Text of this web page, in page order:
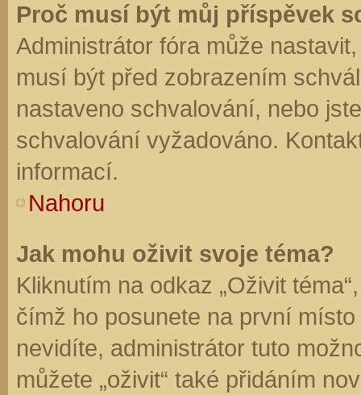
Proč musí být můj příspěvek
Administrátor fóra může
musí být před zobrazením
nastaveno schvalování, nebo
schvalování vyžadováno.
informací.
Nahoru
Jak mohu oživit svoje téma?
Kliknutím na odkaz „Oživit
čímž ho posunete na první
nevidíte, administrátor tuto
můžete „oživit“ také přidáním